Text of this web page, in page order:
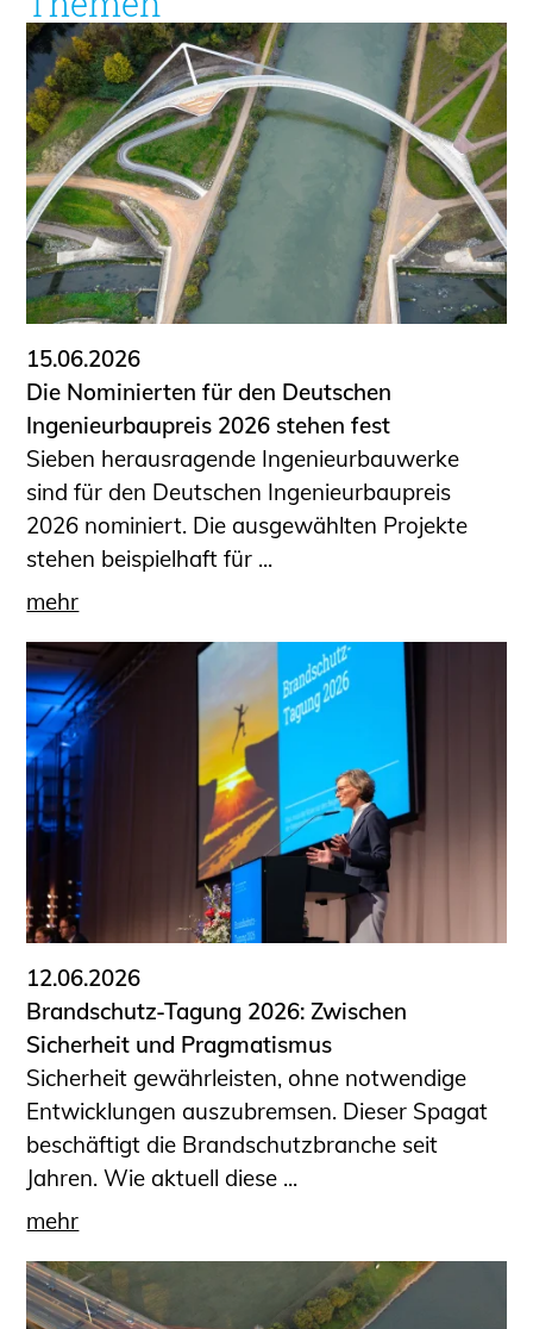
15.06.2026
Die Nominierten für den Deutschen
Ingenieurbaupreis 2026 stehen fest
Sieben herausragende Ingenieurbauwerke
sind für den Deutschen Ingenieurbaupreis
2026 nominiert. Die ausgewählten Projekte
stehen beispielhaft für ...
mehr
12.06.2026
Brandschutz-Tagung 2026: Zwischen
Sicherheit und Pragmatismus
Sicherheit gewährleisten, ohne notwendige
Entwicklungen auszubremsen. Dieser Spagat
beschäftigt die Brandschutzbranche seit
Jahren. Wie aktuell diese ...
mehr